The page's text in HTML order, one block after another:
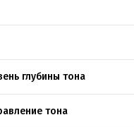
глубины тона
тона